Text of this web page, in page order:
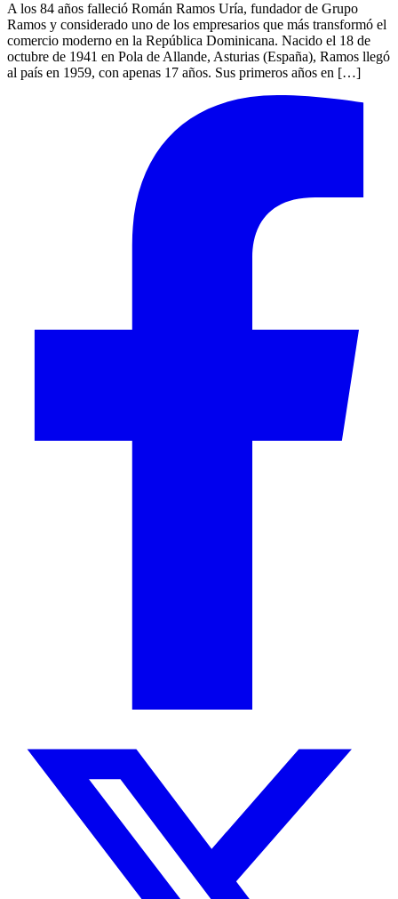
A los 84 años falleció Román Ramos Uría, fundador de Grupo
Ramos y considerado uno de los empresarios que más transformó el
comercio moderno en la República Dominicana. Nacido el 18 de
octubre de 1941 en Pola de Allande, Asturias (España), Ramos llegó
al país en 1959, con apenas 17 años. Sus primeros años en […]